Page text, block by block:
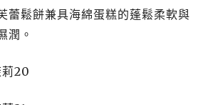
蕾鬆餅兼具海綿蛋糕的蓬鬆柔軟與
潤。